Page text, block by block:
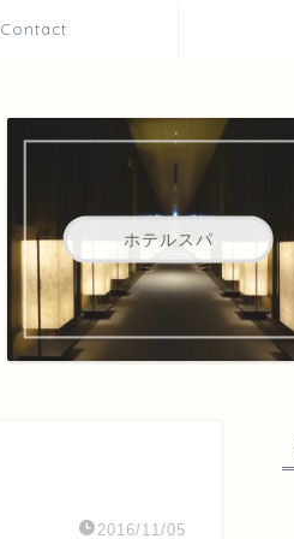
Contact
ホテルスパ
2016/11/05